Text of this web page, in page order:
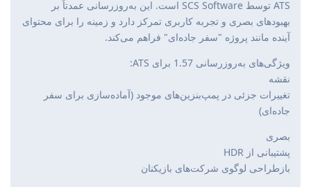
ATS توسط SCS Software است. این به‌روزرسانی عمدتاً بر
بهبودهای بصری و تجربه کاربری تمرکز دارد و زمینه را برای محتوای
آینده مانند پروژه "سفر جاده‌ای" فراهم می‌کند.
ویژگی‌های به‌روزرسانی 1.57 برای ATS:
نقشه
تغییرات جزئی در پمپ‌بنزین‌های موجود (آماده‌سازی برای سفر
جاده‌ای)
بصری
پشتیبانی از HDR
بازطراحی لوگوی شرکت‌های بازیکنان